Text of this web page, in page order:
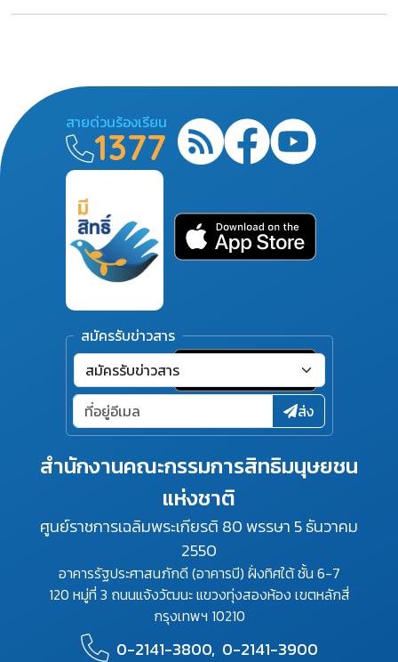
สำนักงานคณะกรรมการสิทธิมนุษยชน
แห่งชาติ
ศูนย์ราชการเฉลิมพระเกียรติ 80 พรรษา 5 ธันวาคม
2550
อาคารรัฐประศาสนภักดี (อาคารบี) ฝั่งทิศใต้ ชั้น 6-7
120 หมู่ที่ 3 ถนนแจ้งวัฒนะ แขวงทุ่งสองห้อง เขตหลักสี่
กรุงเทพฯ 10210
0-2141-3800, 0-2141-3900
สายด่วนร้องเรียน
1377
สมัครรับข่าวสาร
ส่ง